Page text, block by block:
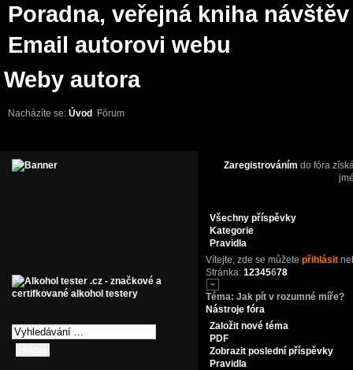
Poradna, veřejná kniha návštěv
Email autorovi webu
Weby autora
Nacházíte se: Úvod Fórum
Zaregistrováním do fóra
Všechny příspěvky
Kategorie
Pravidla
Vítejte,zde se můžetepřihlásit
Stránka:12345678
Téma:Jak pít v rozumné míře?
Nástroje fóra
Založit nové téma
PDF
Zobrazit poslední příspěvky
Pravidla